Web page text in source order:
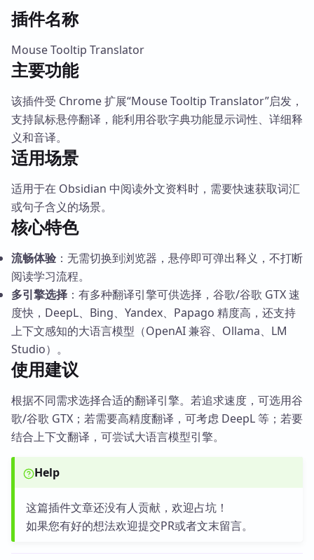
插件名称
Mouse Tooltip Translator
主要功能
该插件受 Chrome 扩展“Mouse Tooltip Translator”启发，
支持鼠标悬停翻译，能利用谷歌字典功能显示词性、详细释
义和音译。
适用场景
适用于在 Obsidian 中阅读外文资料时，需要快速获取词汇
或句子含义的场景。
核心特色
流畅体验 ：无需切换到浏览器，悬停即可弹出释义，不打断
阅读学习流程。
多引擎选择 ：有多种翻译引擎可供选择，谷歌/谷歌 GTX 速
度快，DeepL、Bing、Yandex、Papago 精度高，还支持
上下文感知的大语言模型（OpenAI 兼容、Ollama、LM
Studio）。
使用建议
根据不同需求选择合适的翻译引擎。若追求速度，可选用谷
歌/谷歌 GTX；若需要高精度翻译，可考虑 DeepL 等；若要
结合上下文翻译，可尝试大语言模型引擎。
Help
这篇插件文章还没有人贡献，欢迎占坑！
如果您有好的想法欢迎提交PR或者文末留言。